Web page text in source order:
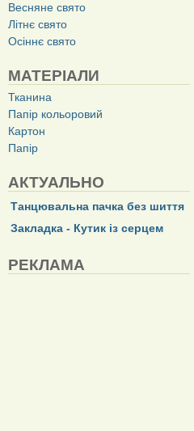
Весняне свято
Літнє свято
Осіннє свято
МАТЕРІАЛИ
Тканина
Папір кольоровий
Картон
Папір
АКТУАЛЬНО
Танцювальна пачка без шиття
Закладка - Кутик із серцем
РЕКЛАМА